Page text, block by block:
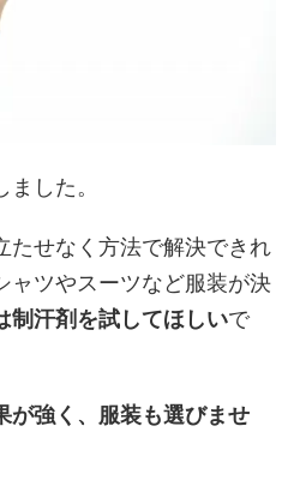
した。
たせなく方法で解決できれ
ャツやスーツなど服装が決
制汗剤を試してほしいで
が強く、服装も選びませ